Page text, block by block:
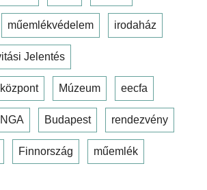
műemlékvédelem irodaház
Jelentés
Múzeum eecfa
Budapest rendezvény
Finnország műemlék